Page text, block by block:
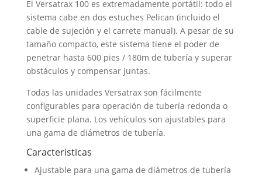
El Versatrax 100 es extremadamente portátil: todo el
sistema cabe en dos estuches Pelican (incluido el
cable de sujeción y el carrete manual). A pesar de su
tamaño compacto, este sistema tiene el poder de
penetrar hasta 600 pies / 180m de tubería y superar
obstáculos y compensar juntas.
Todas las unidades Versatrax son fácilmente
configurables para operación de tubería redonda o
superficie plana. Los vehículos son ajustables para
una gama de diámetros de tubería.
Caracteristicas
Ajustable para una gama de diámetros de tubería